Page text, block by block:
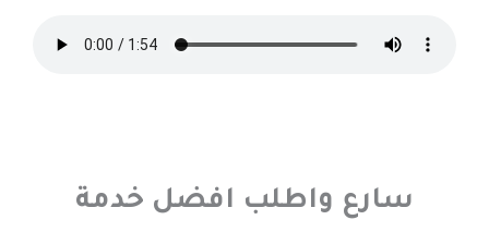
سارع واطلب افضل خدمة